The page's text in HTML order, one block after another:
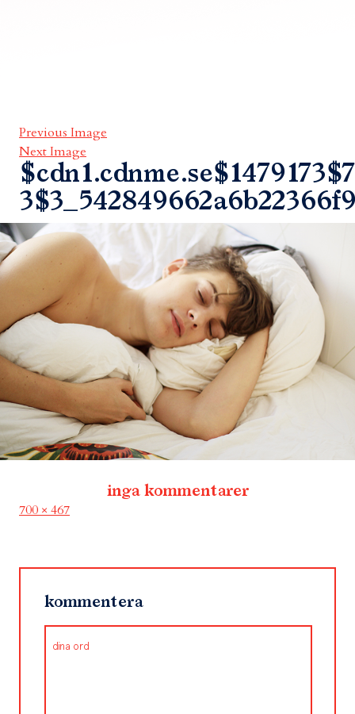
Previous Image
Next Image
inga kommentarer
Full
700 × 467
kommentera